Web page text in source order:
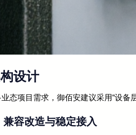
设计
态项目需求，御佰安建议采用“设
兼容改造与稳定接入